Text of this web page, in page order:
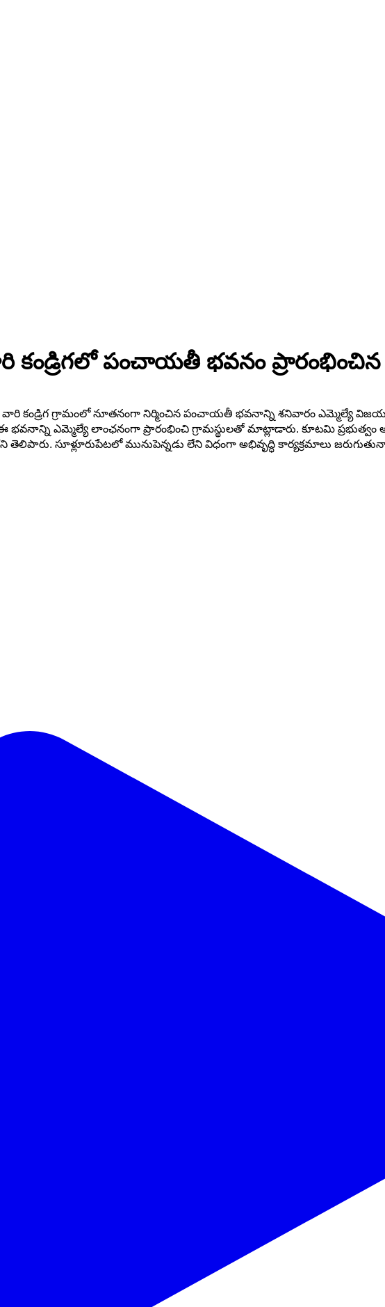
కండ్రిగలో పంచాయతీ భవనం
వారి కండ్రిగ గ్రామంలో నూతనంగా నిర్మించిన పంచాయతీ భవనాన్ని శనివారం ఎమ్మెల్యే
ఎమ్మెల్యే లాంఛనంగా ప్రారంభించి గ్రామస్థులతో మాట్లాడారు. కూటమి ప్రభుత్వం
తెలిపారు. సూళ్లూరుపేటలో మునుపెన్నడు లేని విధంగా అభివృద్ధి కార్యక్రమాలు